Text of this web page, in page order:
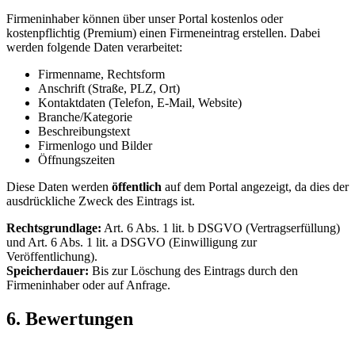
Firmeninhaber können über unser Portal kostenlos oder
kostenpflichtig (Premium) einen Firmeneintrag erstellen. Dabei
werden folgende Daten verarbeitet:
Firmenname, Rechtsform
Anschrift (Straße, PLZ, Ort)
Kontaktdaten (Telefon, E-Mail, Website)
Branche/Kategorie
Beschreibungstext
Firmenlogo und Bilder
Öffnungszeiten
Diese Daten werden öffentlich auf dem Portal angezeigt, da dies der
ausdrückliche Zweck des Eintrags ist.
Rechtsgrundlage: Art. 6 Abs. 1 lit. b DSGVO (Vertragserfüllung)
und Art. 6 Abs. 1 lit. a DSGVO (Einwilligung zur
Veröffentlichung).
Speicherdauer: Bis zur Löschung des Eintrags durch den
Firmeninhaber oder auf Anfrage.
6. Bewertungen